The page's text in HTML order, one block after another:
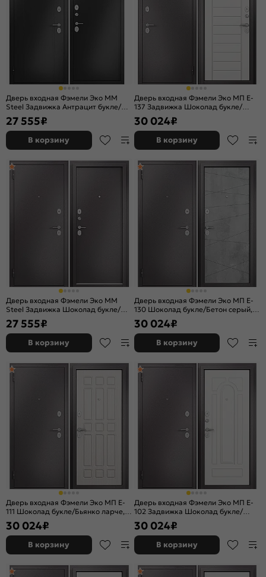
Дверь входная Фэмели Эко ММ
Steel Задвижка Антрацит букле/
Антрацит букле, 2 замка, с ночной
задвижкой
27 555₽
В корзину
Дверь входная Фэмели Эко МП E-
137 Задвижка Шоколад букле/
Белый ларче, 2 замка, с ночной
задвижкой
30 024₽
В корзину
Дверь входная Фэмели Эко ММ
Steel Задвижка Шоколад букле/
Шоколад букле, 2 замка, с ночной
задвижкой
27 555₽
В корзину
Дверь входная Фэмели Эко МП E-
130 Шоколад букле/Бетон серый, 2
замка
30 024₽
В корзину
Дверь входная Фэмели Эко МП E-
111 Шоколад букле/Бьянко ларче, 2
замка
30 024₽
В корзину
Дверь входная Фэмели Эко МП E-
102 Задвижка Шоколад букле/
Белый ларче, 2 замка, с ночной
задвижкой
30 024₽
В корзину